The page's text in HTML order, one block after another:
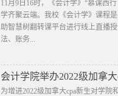
​11月9日16时，《会计学》“慕课西
学齐聚云端。我校《会计学》课程
助智慧树翻转课平台进行线上直播
法、账务...
会计学院举办2022级加拿
为增进2022级加拿大cpa新生对学